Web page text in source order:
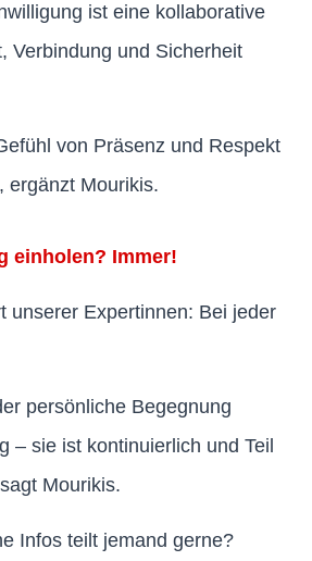
ist eine kollaborative
Verbindung und Sicherheit
von Präsenz und Respekt
ergänzt Mourikis.
einholen? Immer!
unserer Expertinnen: Bei jeder
persönliche Begegnung
– sie ist kontinuierlich und Teil
Mourikis.
Infos teilt jemand gerne?